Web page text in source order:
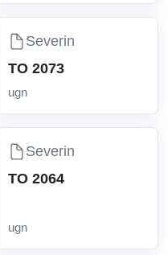
Severin
TO 2073
ugn
Severin
TO 2064
ugn